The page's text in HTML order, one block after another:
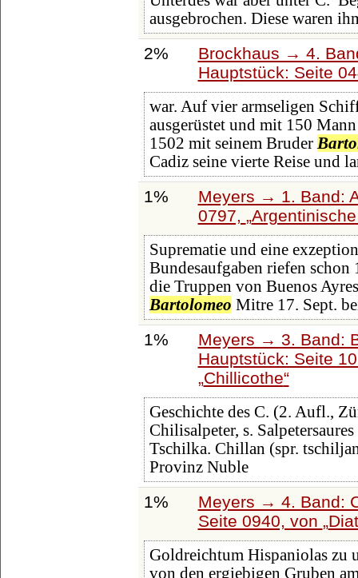
ausgebrochen. Diese waren
2%
Brockhaus → 4.
Hauptstück: Seite
war. Auf vier armseligen
ausgerüstet und mit 150
1502 mit seinem Bruder
Cadiz seine vierte Reise und
1%
Meyers → 1. Band:
0797,
Suprematie und eine
Bundesaufgaben riefen
die Truppen von Buenos
Bartolomeo Mitre 17. Sept.
1%
Meyers → 3. Band:
Hauptstück: Seite
Chillicothe
Geschichte des C. (2. Aufl.,
Chilisalpeter, s.
Tschilka. Chillan (spr.
Provinz Nuble
1%
Meyers → 4. Band:
Seite 0940, von
Goldreichtum Hispaniolas zu
von den ergiebigen Gruben